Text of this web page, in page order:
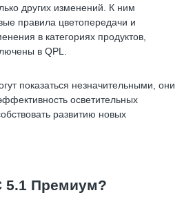
других изменений. К ним
правила цветопередачи и
в категориях продуктов,
в QPL.
показаться незначительными, они
осветительных
развитию новых
5.1 Премиум?